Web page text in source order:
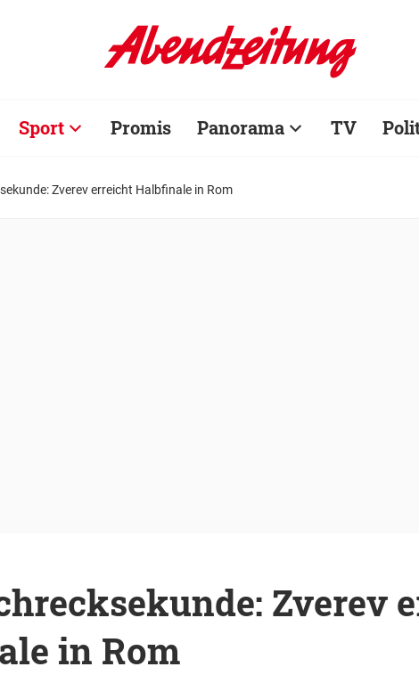
Sport Promis Panorama TV
Zverev erreicht Halbfinale in Rom
Zverev
in Rom